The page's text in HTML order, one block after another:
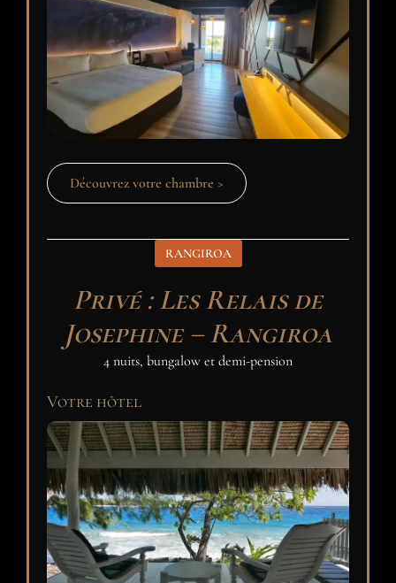
Découvrez votre chambre >
RANGIROA
Privé : Les Relais de
Josephine – Rangiroa
4 nuits, bungalow et demi-pension
Votre hôtel